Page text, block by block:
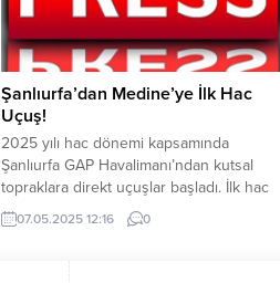
Belediye Başkanı Mehmet Canpolat’ın
öncülüğünde hizmete...
Şanlıurfa’dan Medine’ye İlk Hac
Uçuş!
2025 yılı hac dönemi kapsamında
Şanlıurfa GAP Havalimanı’ndan kutsal
topraklara direkt uçuşlar başladı. İlk hac
kafilesi, bu sabah saat 08.10’da
Medine’ye hareket etti. Toplam 295 hacı
erken saatlerinde dualar eşliğinde
07.05.2025 12:16 0